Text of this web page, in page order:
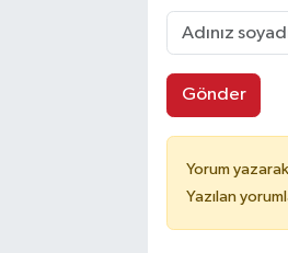
Gönder
Yorum yazarak
Yazılan